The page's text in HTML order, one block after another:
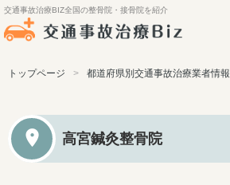
交通事故治療BIZ全国の整骨院・接骨院を紹介
トップページ 都道府県別交通事故治療業者情報
高宮鍼灸整骨院